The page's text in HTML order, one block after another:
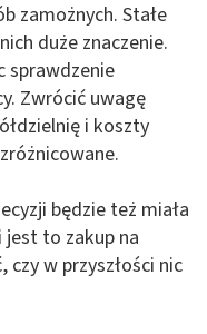
zamożnych. Stałe
duże znaczenie.
sprawdzenie
Zwrócić uwagę
i koszty
będzie też miała
jest to zakup na
w przyszłości nic